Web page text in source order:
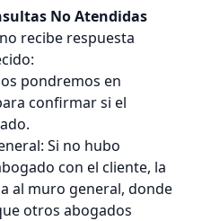
No Atendidas
recibe respuesta
pondremos en
confirmar si el
Si no hubo
con el cliente, la
al muro general, donde
otros abogados